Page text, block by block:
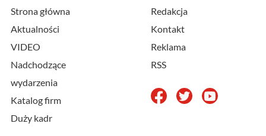
Strona główna
Aktualności
VIDEO
Nadchodzące
wydarzenia
Katalog firm
Duży kadr
Redakcja
Kontakt
Reklama
RSS